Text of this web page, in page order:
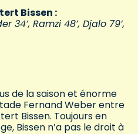
Bissen :
34’, Ramzi 48’, Djalo 79’,
de la saison et énorme
Fernand Weber entre
Bissen. Toujours en
Bissen n’a pas le droit à